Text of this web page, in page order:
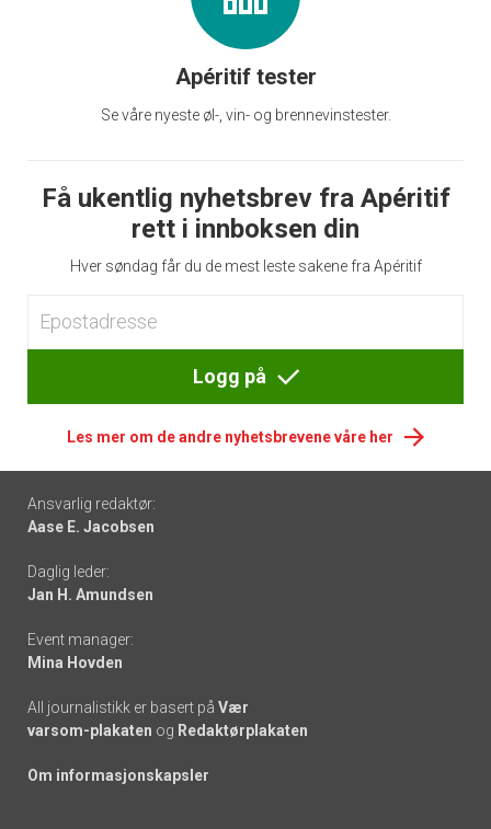
Apéritif tester
Se våre nyeste øl-, vin- og brennevinstester.
Få ukentlig nyhetsbrev fra Apéritif
rett i innboksen din
Hver søndag får du de mest leste sakene fra Apéritif
Logg på
Les mer om de andre nyhetsbrevene våre her
Footer
-
links
Ansvarlig redaktør:
Aase E. Jacobsen
Daglig leder:
Jan H. Amundsen
Event manager:
Mina Hovden
All journalistikk er basert på Vær
varsom-plakaten og Redaktørplakaten
Om informasjonskapsler